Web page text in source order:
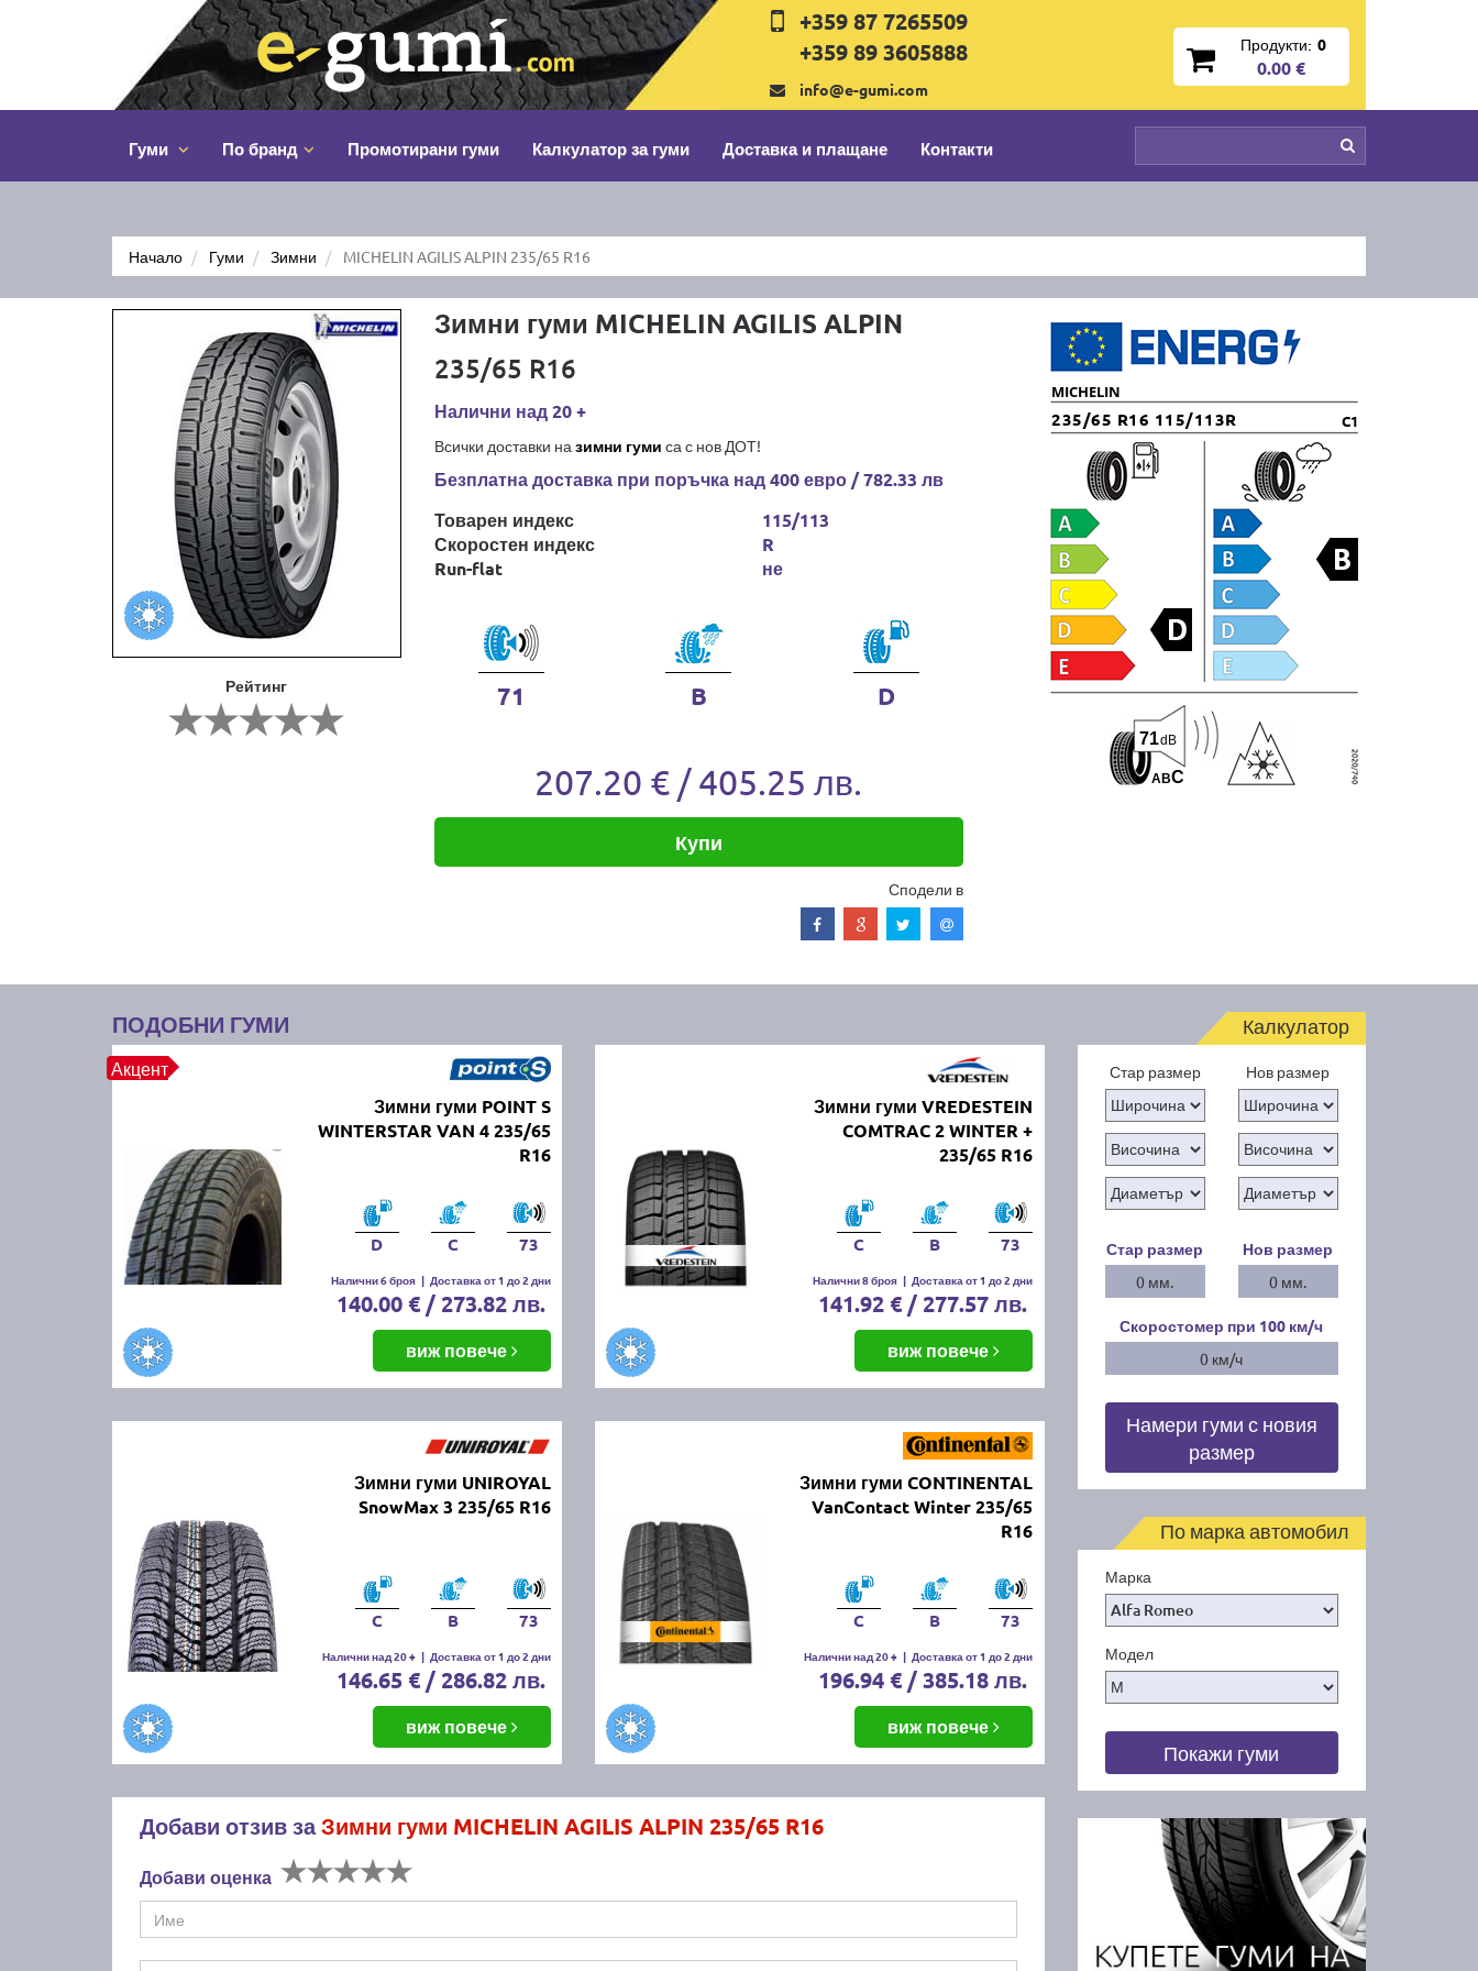
+359 87 7265509
+359 89 3605888
info@e-gumi.com
Продукти: 0
0.00 €
Гуми По бранд Промотирани гуми Калкулатор за гуми Доставка и плащане Контакти
Начало Гуми Зимни MICHELIN AGILIS ALPIN 235/65 R16
Рейтинг
Зимни гуми MICHELIN AGILIS ALPIN
235/65 R16
Налични над 20 +
Всички доставки на зимни гуми са с нов ДОТ!
Безплатна доставка при поръчка над 400 евро / 782.33 лв
Товарен индекс
Скоростен индекс
Run-flat
115/113
R
не
71 B D
207.20 € / 405.25 лв.
Купи
Сподели в
MICHELIN
235/65 R16 115/113R C1
A BC
71dB
ПОДОБНИ ГУМИ
Акцент
Зимни гуми POINT S
WINTERSTAR VAN 4 235/65
R16
D C 73
Налични 6 броя | Доставка от 1 до 2 дни
140.00 € / 273.82 лв.
виж повече
Зимни гуми VREDESTEIN
COMTRAC 2 WINTER +
235/65 R16
C B 73
Налични 8 броя | Доставка от 1 до 2 дни
141.92 € / 277.57 лв.
виж повече
Зимни гуми UNIROYAL
SnowMax 3 235/65 R16
C B 73
Налични над 20 + | Доставка от 1 до 2 дни
146.65 € / 286.82 лв.
виж повече
Зимни гуми CONTINENTAL
VanContact Winter 235/65
R16
C B 73
Налични над 20 + | Доставка от 1 до 2 дни
196.94 € / 385.18 лв.
виж повече
Добави отзив заЗимни гуми MICHELIN AGILIS ALPIN 235/65 R16
Добави оценка
Калкулатор
Стар размер Нов размер
Стар размер
0 мм.
Нов размер
0 мм.
Скоростомер при 100 км/ч
0 км/ч
Намери гуми с новия
размер
По марка автомобил
Марка
Модел
Покажи гуми